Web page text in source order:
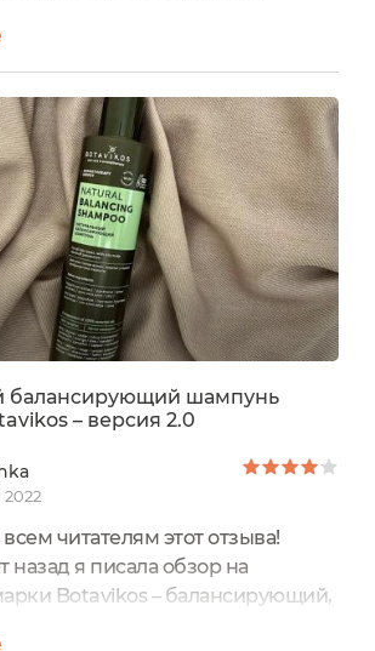
из линейки Majorca.Шампунь
для всех типов волос, его
на увлажнение.Описание
Деликатно очищает кожу
от загрязненийИнтенсивно
головыСтимулирует рост...
балансирующий шампунь
– версия 2.0
2022
читателям этот отзыва!
назад я писала обзор на
Botavikos – балансирующий,